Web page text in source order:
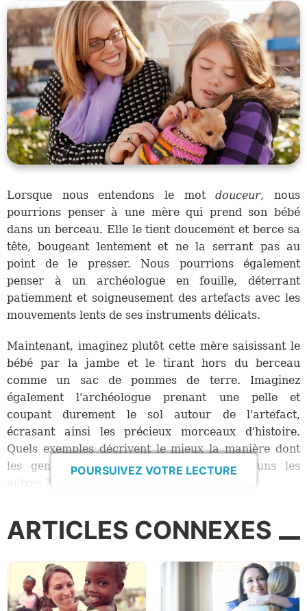
Lorsque nous entendons le motdouceur, nous
pourrions penser à une mère qui prend son bébé
dans un berceau. Elle le tient doucement et berce sa
tête, bougeant lentement et ne la serrant pas au
point de le presser. Nous pourrions également
penser à un archéologue en fouille, déterrant
patiemment et soigneusement des artefacts avec les
mouvements lents de ses instruments délicats.
Maintenant, imaginez plutôt cette mère saisissant le
bébé par la jambe et le tirant hors du berceau
comme un sac de pommes de terre. Imaginez
également l'archéologue prenant une pelle et
coupant durement le sol autour de l'artefact,
écrasant ainsi les précieux morceaux d'histoire.
Quels exemples décrivent le mieux la manière dont
les gens dans le monde se traitent les uns les
autres ?
Même après avoir minutieusement souligné
défini un esprit de douceur en montrant ce qu’il
ressentait vraiment, même envers ceux qui lui
étaient opposés. Dans Matthieu 23:37, il déplore : «
POURSUIVEZ VOTRE LECTURE
ARTICLES CONNEXES